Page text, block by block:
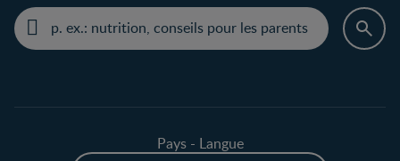
Pays - Langue